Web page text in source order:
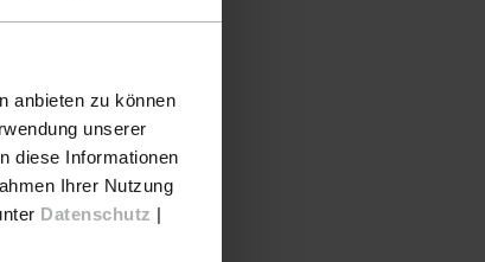
anbieten zu können
unserer
diese Informationen
Ihrer Nutzung
Datenschutz |